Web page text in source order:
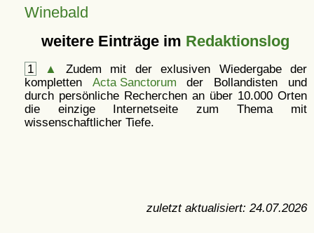
Winebald
weitere Einträge im Redaktionslog
1 ▲
Zudem mit der exlusiven Wiedergabe der
kompletten Acta Sanctorum der Bollandisten und
durch persönliche Recherchen an über 10.000 Orten
die einzige Internetseite zum Thema mit
wissenschaftlicher Tiefe.
zuletzt aktualisiert: 24.07.2026